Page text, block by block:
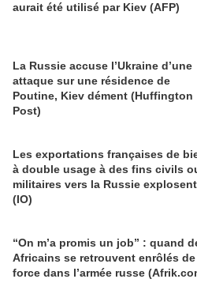
aurait été utilisé par Kiev (AFP)
La Russie accuse l’Ukraine d’une
attaque sur une résidence de
Poutine, Kiev dément (Huffington
Post)
Les exportations françaises de
à double usage à des fins civils
militaires vers la Russie explosent
(IO)
“On m’a promis un job” : quand
Africains se retrouvent enrôlés de
force dans l’armée russe